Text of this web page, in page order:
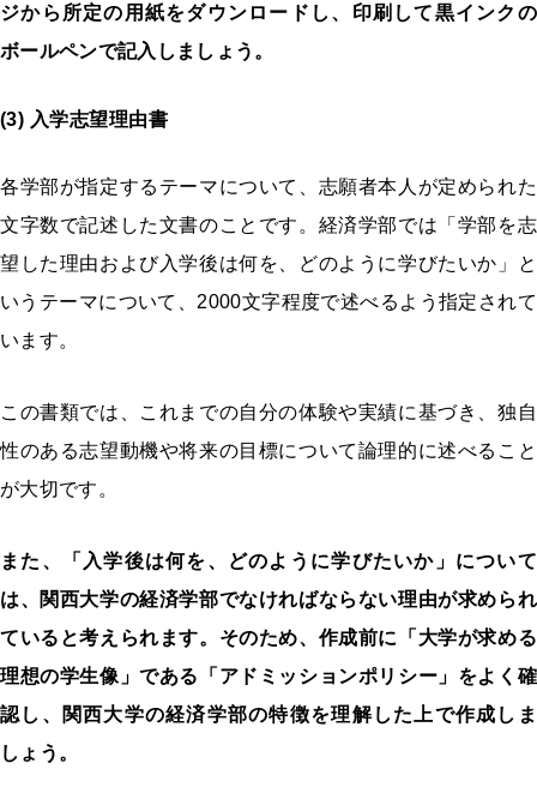
ジから所定の用紙をダウンロードし、印刷して黒インクの
ボールペンで記入しましょう。
(3) 入学志望理由書
各学部が指定するテーマについて、志願者本人が定められた
文字数で記述した文書のことです。経済学部では「学部を志
望した理由および入学後は何を、どのように学びたいか」と
いうテーマについて、2000文字程度で述べるよう指定されて
います。
この書類では、これまでの自分の体験や実績に基づき、独自
性のある志望動機や将来の目標について論理的に述べること
が大切です。
また、「入学後は何を、どのように学びたいか」について
は、関西大学の経済学部でなければならない理由が求められ
ていると考えられます。そのため、作成前に「大学が求める
理想の学生像」である「アドミッションポリシー」をよく確
認し、関西大学の経済学部の特徴を理解した上で作成しま
しょう。